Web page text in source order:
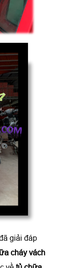
giải đáp
cháy vách